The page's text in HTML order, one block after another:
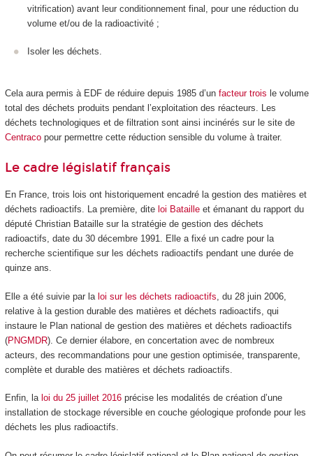
vitrification) avant leur conditionnement final, pour une réduction du
volume et/ou de la radioactivité ;
Isoler les déchets.
Cela aura permis à EDF de réduire depuis 1985 d’un facteur trois le volume
total des déchets produits pendant l’exploitation des réacteurs. Les
déchets technologiques et de filtration sont ainsi incinérés sur le site de
Centracopour permettre cette réduction sensible du volume à traiter.
Le cadre législatif français
En France, trois lois ont historiquement encadré la gestion des matières et
déchets radioactifs. La première, dite loi Batailleet émanant du rapport du
député Christian Bataille sur la stratégie de gestion des déchets
radioactifs, date du 30 décembre 1991. Elle a fixé un cadre pour la
recherche scientifique sur les déchets radioactifs pendant une durée de
quinze ans.
Elle a été suivie par la loi sur les déchets radioactifs , du 28 juin 2006,
relative à la gestion durable des matières et déchets radioactifs, qui
instaure le Plan national de gestion des matières et déchets radioactifs
(PNGMDR). Ce dernier élabore, en concertation avec de nombreux
acteurs, des recommandations pour une gestion optimisée, transparente,
complète et durable des matières et déchets radioactifs.
Enfin, la loi du 25 juillet 2016précise les modalités de création d’une
installation de stockage réversible en couche géologique profonde pour les
déchets les plus radioactifs.